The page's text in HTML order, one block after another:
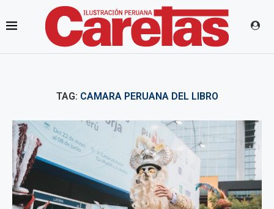
TAG: CAMARA PERUANA DEL LIBRO